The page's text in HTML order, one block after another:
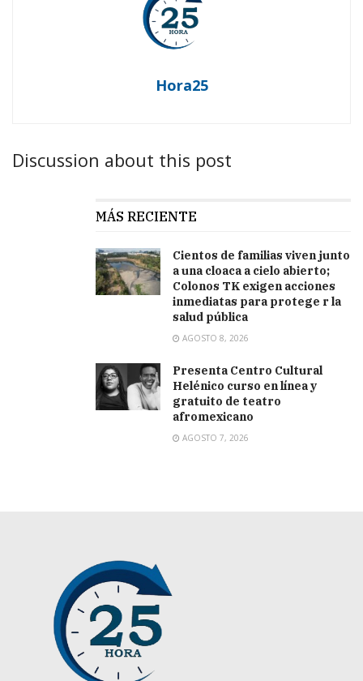
Hora25
Discussion about this post
MÁS RECIENTE
Cientos de familias viven junto
a una cloaca a cielo abierto;
Colonos TK exigen acciones
inmediatas para protege r la
salud pública
AGOSTO 8, 2026
Presenta Centro Cultural
Helénico curso en línea y
gratuito de teatro
afromexicano
AGOSTO 7, 2026